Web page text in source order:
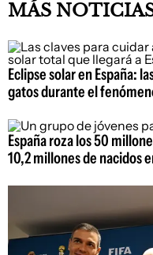
MÁS
Eclipse solar en España:
gatos durante el
España roza los 50
10,2 millones de nacidos